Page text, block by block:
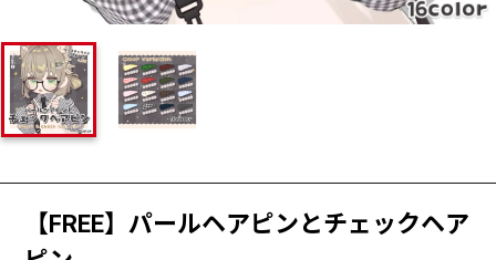
【FREE】パールヘアピンとチェックヘア